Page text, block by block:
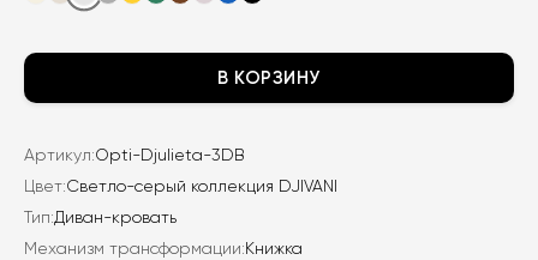
В КОРЗИНУ
Артикул:Opti-Djulieta-3DB
Цвет:Светло-серый коллекция DJIVANI
Тип:Диван-кровать
Механизм трансформации:Книжка